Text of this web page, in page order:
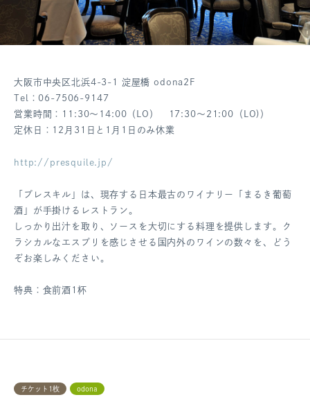
大阪市中央区北浜4-3-1 淀屋橋 odona2F
Tel：06-7506-9147
営業時間：11:30～14:00（LO） 17:30～21:00（LO)）
定休日：12月31日と1月1日のみ休業
http://presquile.jp/
「プレスキル」は、現存する日本最古のワイナリー「まるき葡萄
酒」が手掛けるレストラン。
しっかり出汁を取り、ソースを大切にする料理を提供します。ク
ラシカルなエスプリを感じさせる国内外のワインの数々を、どう
ぞお楽しみください。
特典：食前酒1杯
チケット1枚 odona